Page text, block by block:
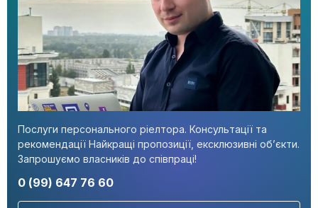
Послуги персонального ріелтора. Консультації та
рекомендації Найкращі пропозиції, ексклюзивні об’єкти.
Запрошуємо власників до співпраці!
0 (99) 647 76 60